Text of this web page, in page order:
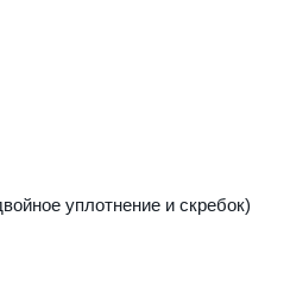
уплотнение и скребок)